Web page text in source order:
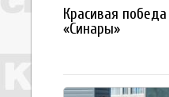
Красивая
«Синары»